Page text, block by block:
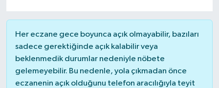
Her eczane gece boyunca açık olmayabilir, bazıları
sadece gerektiğinde açık kalabilir veya
beklenmedik durumlar nedeniyle nöbete
gelemeyebilir. Bu nedenle, yola çıkmadan önce
eczanenin açık olduğunu telefon aracılığıyla teyit